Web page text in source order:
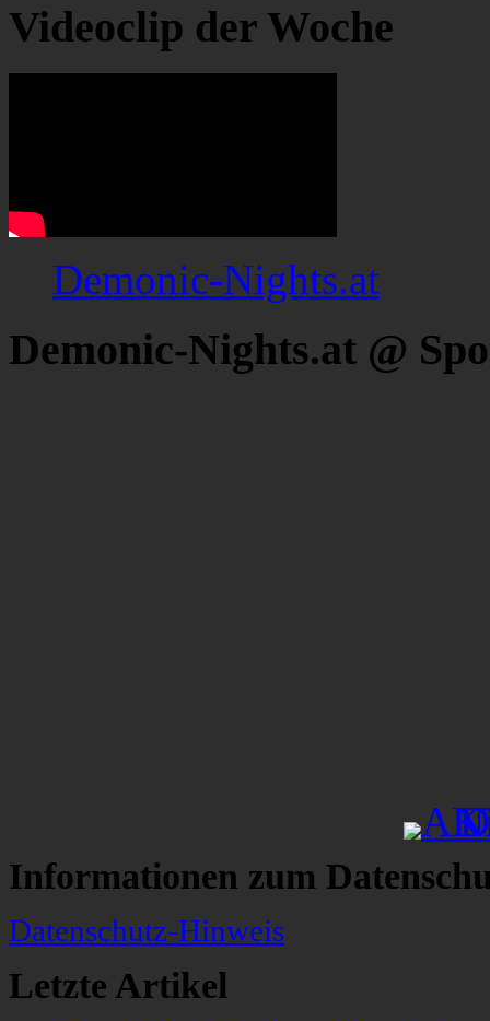
Videoclip der Woche
Demonic-Nights.at
Demonic-Nights.at @
Informationen zum
Datenschutz-Hinweis
Letzte Artikel